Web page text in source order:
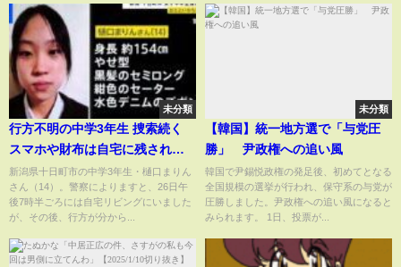
未分類
行方不明の中学3年生 捜索続く
スマホや財布は自宅に残された
まま… 新潟・十日町市｜
TBS NEWS DIG
新潟県十日町市の中学3年生・樋口まりん
さん（14）。警察によりますと、26日午
後7時半ごろには自宅リビングにいました
が、その後、行方が分から...
未分類
【韓国】統一地方選で「与党圧
勝」 尹政権への追い風
韓国で尹錫悦政権の発足後、初めてとなる
全国規模の選挙が行われ、保守系の与党が
圧勝しました。尹政権への追い風になると
みられます。 1日、投票が...